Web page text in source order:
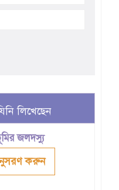
লিখেছেন
জলদস্যু
করুন